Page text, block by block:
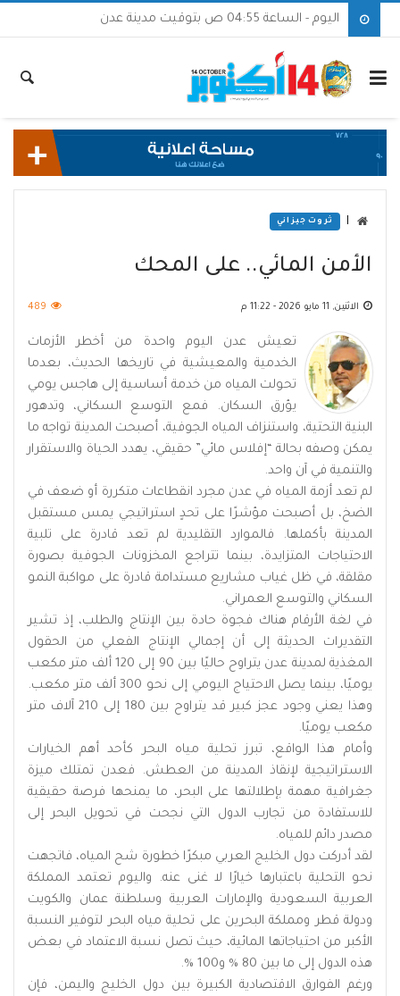
اليوم - الساعة 04:55 ص بتوقيت مدينة عدن
ثروت جيزاني
الأمن المائي.. على المحك
الاثنين, 11 مايو 2026 - 11:22 م 489
تعيش عدن اليوم واحدة من أخطر الأزمات
الخدمية والمعيشية في تاريخها الحديث، بعدما
تحولت المياه من خدمة أساسية إلى هاجس يومي
يؤرق السكان. فمع التوسع السكاني، وتدهور
البنية التحتية، واستنزاف المياه الجوفية، أصبحت المدينة تواجه ما
يمكن وصفه بحالة “إفلاس مائي” حقيقي، يهدد الحياة والاستقرار
والتنمية في آن واحد.
لم تعد أزمة المياه في عدن مجرد انقطاعات متكررة أو ضعف في
الضخ، بل أصبحت مؤشرًا على تحدٍ استراتيجي يمس مستقبل
المدينة بأكملها. فالموارد التقليدية لم تعد قادرة على تلبية
الاحتياجات المتزايدة، بينما تتراجع المخزونات الجوفية بصورة
مقلقة، في ظل غياب مشاريع مستدامة قادرة على مواكبة النمو
السكاني والتوسع العمراني.
في لغة الأرقام هناك فجوة حادة بين الإنتاج والطلب، إذ تشير
التقديرات الحديثة إلى أن إجمالي الإنتاج الفعلي من الحقول
المغذية لمدينة عدن يتراوح حاليًا بين 90 إلى 120 ألف متر مكعب
يوميًا، بينما يصل الاحتياج اليومي إلى نحو 300 ألف متر مكعب.
وهذا يعني وجود عجز كبير قد يتراوح بين 180 إلى 210 آلاف متر
مكعب يوميًا.
وأمام هذا الواقع، تبرز تحلية مياه البحر كأحد أهم الخيارات
الاستراتيجية لإنقاذ المدينة من العطش. فعدن تمتلك ميزة
جغرافية مهمة بإطلالتها على البحر، ما يمنحها فرصة حقيقية
للاستفادة من تجارب الدول التي نجحت في تحويل البحر إلى
مصدر دائم للمياه.
لقد أدركت دول الخليج العربي مبكرًا خطورة شح المياه، فاتجهت
نحو التحلية باعتبارها خيارًا لا غنى عنه. واليوم تعتمد المملكة
العربية السعودية والإمارات العربية وسلطنة عمان والكويت
ودولة قطر ومملكة البحرين على تحلية مياه البحر لتوفير النسبة
الأكبر من احتياجاتها المائية، حيث تصل نسبة الاعتماد في بعض
هذه الدول إلى ما بين 80 % و100 %.
ورغم الفوارق الاقتصادية الكبيرة بين دول الخليج واليمن، فإن